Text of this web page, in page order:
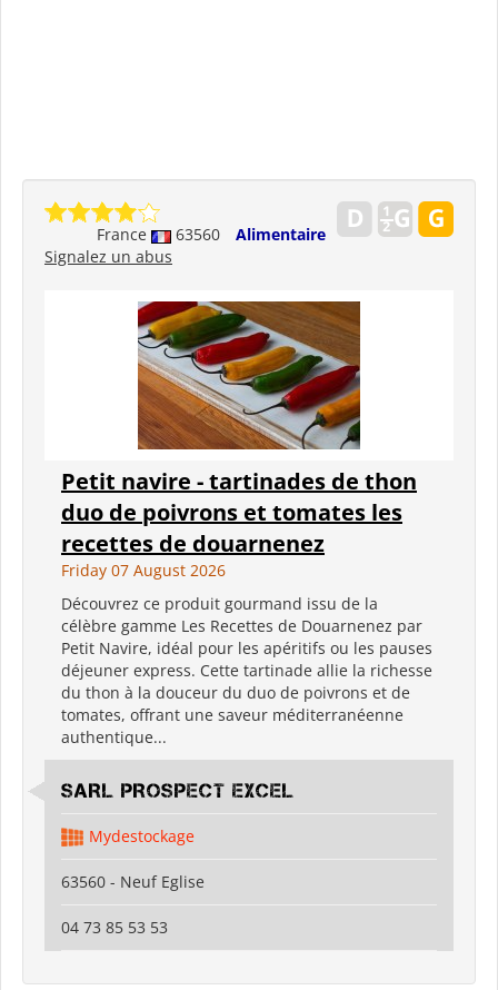
France 63560
Alimentaire
Signalez un abus
Petit navire - tartinades de thon
duo de poivrons et tomates les
recettes de douarnenez
Friday 07 August 2026
Découvrez ce produit gourmand issu de la
célèbre gamme Les Recettes de Douarnenez par
Petit Navire, idéal pour les apéritifs ou les pauses
déjeuner express. Cette tartinade allie la richesse
du thon à la douceur du duo de poivrons et de
tomates, offrant une saveur méditerranéenne
authentique...
SARL PROSPECT EXCEL
Mydestockage
63560 - Neuf Eglise
04 73 85 53 53